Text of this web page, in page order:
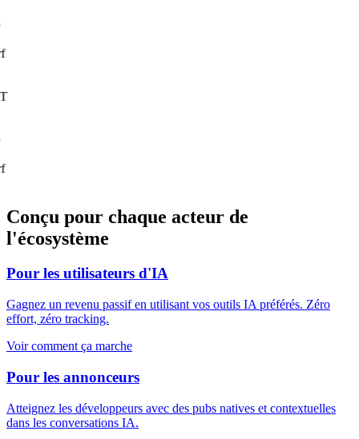
Conçu pour chaque acteur de
l'écosystème
Pour les utilisateurs d'IA
Gagnez un revenu passif en utilisant vos outils IA préférés. Zéro
effort, zéro tracking.
Voir comment ça marche
Pour les annonceurs
Atteignez les développeurs avec des pubs natives et contextuelles
dans les conversations IA.